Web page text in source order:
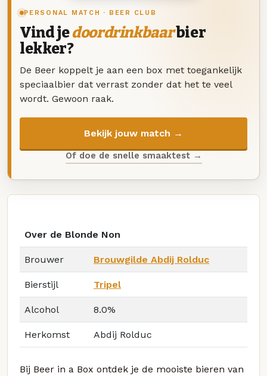
PERSONAL MATCH · BEER CLUB
Vind jedoordrinkbaarbier
lekker?
De Beer koppelt je aan een box met toegankelijk
speciaalbier dat verrast zonder dat het te veel
wordt. Gewoon raak.
Bekijk jouw match →
Of doe de snelle smaaktest →
Over de Blonde Non
Brouwer Brouwgilde Abdij Rolduc
Bierstijl Tripel
Alcohol 8.0%
Herkomst Abdij Rolduc
Bij Beer in a Box ontdek je de mooiste bieren van